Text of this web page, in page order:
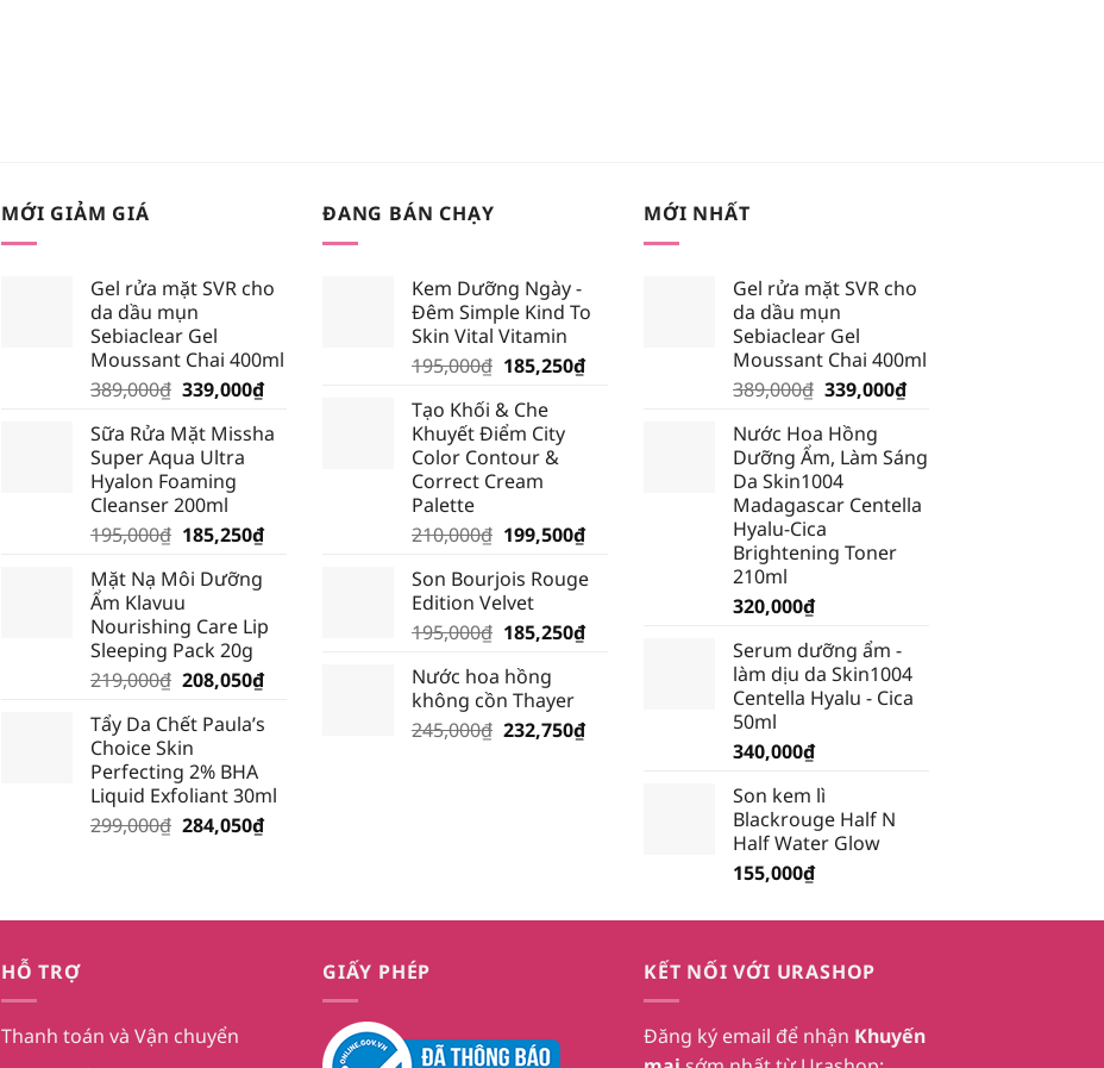
MỚI GIẢM GIÁ
Gel rửa mặt SVR cho
da dầu mụn
Sebiaclear Gel
Moussant Chai 400ml
389,000₫ Giá
là:
389,000₫.
339,000₫Giá
tại
Sữa Rửa Mặt Missha
Super Aqua Ultra
Hyalon Foaming
Cleanser 200ml
195,000₫ Giá
là:
195,000₫.
185,250₫Giá
185,250₫.
Mặt Nạ Môi Dưỡng
Ẩm Klavuu
Nourishing Care Lip
Sleeping Pack 20g
219,000₫ Giá
là:
219,000₫.
208,050₫Giá
tại
Tẩy Da Chết Paula’s
Choice Skin
Perfecting 2% BHA
Liquid Exfoliant 30ml
299,000₫ Giá
284,050₫Giá
284,050₫.
ĐANG BÁN CHẠY
Kem Dưỡng Ngày -
Đêm Simple Kind To
Skin Vital Vitamin
195,000₫ Giá
là:
195,000₫.
185,250₫Giá
Tạo Khối & Che
Khuyết Điểm City
Color Contour &
Correct Cream
Palette
210,000₫ Giá
là:
210,000₫.
199,500₫Giá
tại
199,500₫.
Son Bourjois Rouge
Edition Velvet
195,000₫ Giá
là:
195,000₫.
185,250₫Giá
185,250₫.
Nước hoa hồng
không cồn Thayer
245,000₫ Giá
232,750₫Giá
MỚI NHẤT
Gel rửa mặt SVR cho
da dầu mụn
Sebiaclear Gel
Moussant Chai 400ml
389,000₫ Giá
là:
389,000₫.
339,000₫Giá
là:
Nước Hoa Hồng
Dưỡng Ẩm, Làm Sáng
Da Skin1004
Madagascar Centella
Hyalu-Cica
Brightening Toner
210ml
320,000₫
Serum dưỡng ẩm -
làm dịu da Skin1004
Centella Hyalu - Cica
50ml
340,000₫
Son kem lì
Blackrouge Half N
Half Water Glow
155,000₫
HỖ TRỢ
Thanh toán và Vận chuyển
GIẤY PHÉP KẾT NỐI VỚI URASHOP
Đăng ký email để nhận Khuyến